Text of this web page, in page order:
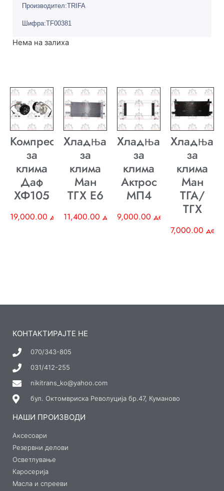
Производител:TRIFA
Шифра:TF00381
Нема на залиха
Компресор
за
клима
Даф
ХФ105
19,000.00 ден
Хладњак
за
клима
Ман
ТГХ E6
11,400.00 ден
Хладњак
за
клима
Актрос
МП4
9,000.00 ден
Хладњак
за
клима
Ман
ТГА/
ТГХ
7,000.00 ден
КОНТАКТИРАЈТЕ НЕ
070/343-805
031/412-255
nikitrans_ko@yahoo.com
бул. Октомвриска Револуција бр.47, Куманово
НАШИ ПРОИЗВОДИ
Аксесоари
Резервни делови
Осветлување
Каросерија
Масла и спрееви